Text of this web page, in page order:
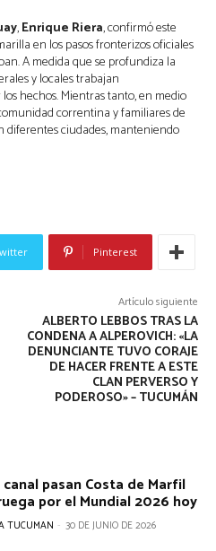
, Enrique Riera, confirmó este
en los pasos fronterizos oficiales
A medida que se profundiza la
y locales trabajan
hechos. Mientras tanto, en medio
correntina y familiares de
ciudades, manteniendo
Pinterest
Artículo siguiente
ALBERTO LEBBOS TRAS LA
CONDENA A ALPEROVICH: «LA
DENUNCIANTE TUVO CORAJE
DE HACER FRENTE A ESTE
CLAN PERVERSO Y
PODEROSO» – TUCUMÁN
canal pasan Costa de Marfil
por el Mundial 2026 hoy
TUCUMAN - 30 DE JUNIO DE 2026